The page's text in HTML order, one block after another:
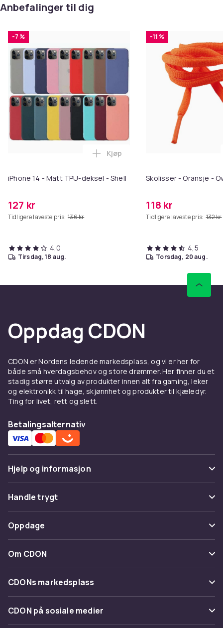
Anbefalinger til dig
-7 %
iPhone 14 - Matt TPU-deksel - Shell
127 kr
Tidligere laveste pris: 136 kr
Legg iPhone 14 - Matt TPU-
Kjøp
4,0
tirsdag, 18 aug.
-11 %
Skolisser - Oransje -
118 kr
Tidligere laveste pris: 132 kr
4,5
torsdag, 20 aug.
Oppdag CDON
CDON er Nordens ledende markedsplass, og vi er her for
både små hverdagsbehov og store drømmer. Her finner du et
stadig større utvalg av produkter innen alt fra gaming, leker
og elektronikk til hage, skjønnhet og produkter til kjæledyr.
Ting for livet, rett og slett.
Betalingsalternativ
Hjelp og informasjon
Vanlige spørsmål
Spor pakke
Angre & returner her
Kontakt oss
Handle trygt
Betaling
Levering
Tilbakekallinger
Oppdage
Kategorier
Varemerker
Om CDON
Om oss
Kundeanmeldelser
Jobbe på CDON
CDONs markedsplass
Merchant Help Center
CDON på sosiale medier